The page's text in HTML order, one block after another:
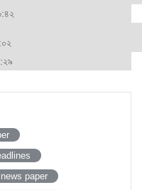
paper